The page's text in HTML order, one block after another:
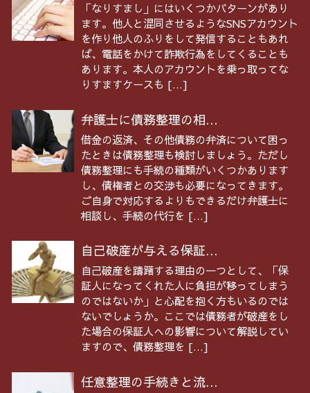
「なりすまし」にはいくつかパターンがあり
ます。他人と混同させるようなSNSアカウント
を作り他人のふりをして発信することもあれ
ば、電話をかけて詐欺行為をしてくることも
あります。本人のアカウントを乗っ取ってな
りすますケースも […]
弁護士に債務整理の相...
借金の返済、その他債務の弁済について困っ
たときは債務整理も検討しましょう。ただし
債務整理にも手続の種類がいくつかあります
し、債権者との交渉も必要になってきます。
ご自身で対応するよりもできるだけ弁護士に
相談し、手続の代行を […]
自己破産が与える保証...
自己破産を躊躇する理由の一つとして、「保
証人になってくれた人に負担が移ってしまう
のではないか」と心配を抱く方もいるのでは
ないでしょうか。ここでは債務者が破産をし
た場合の保証人への影響について解説してい
ますので、債務整理を […]
任意整理の手続きと流...